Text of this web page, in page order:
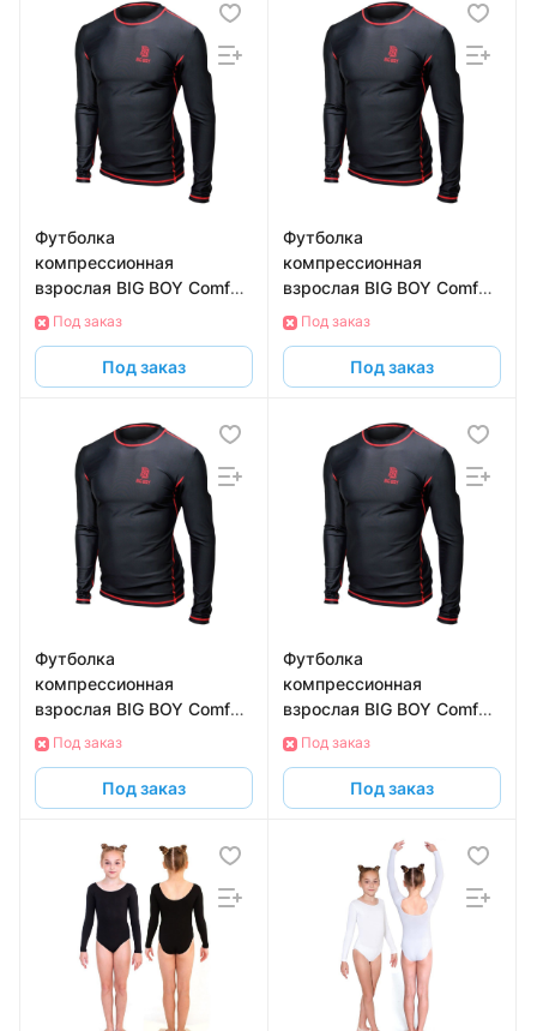
Футболка
компрессионная
взрослая BIG BOY Comfort
Line BB-TPEL-SR-XL с
размер XL
Под заказ
Под заказ
Футболка
компрессионная
взрослая BIG BOY Comfort
Line BB-TPEL-SR-S с
размер S
Под заказ
Под заказ
Футболка
компрессионная
взрослая BIG BOY Comfort
Line BB-TPEL-SR-M с
размер M
Под заказ
Под заказ
Футболка
компрессионная
взрослая BIG BOY Comfort
Line BB-TPEL-SR-L с
размер L
Под заказ
Под заказ